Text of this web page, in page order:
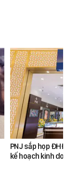
PNJ sắp họp
kế hoạch kinh